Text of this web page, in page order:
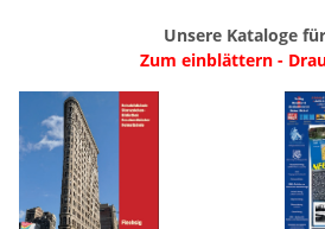
Unsere Kataloge
Zum einblättern -